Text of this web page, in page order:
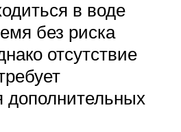
в воде
без риска
отсутствие
дополнительных